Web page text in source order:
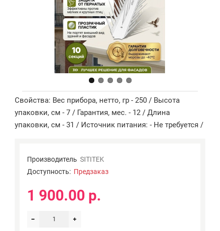
Свойства: Вес прибора, нетто, гр - 250 / Высота
упаковки, см - 7 / Гарантия, мес. - 12 / Длина
упаковки, см - 31 / Источник питания: - Не требуется /
Производитель SITITEK
Доступность: Предзаказ
1 900.00 р.